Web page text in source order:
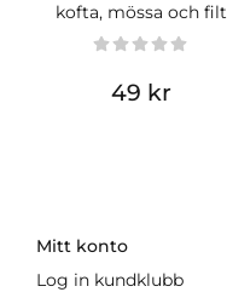
kofta, mössa och filt
49 kr
Mitt konto
Log in kundklubb